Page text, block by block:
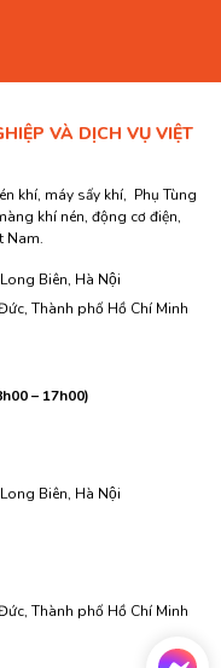
VÀ DỊCH VỤ VIỆT
khí, máy sấy khí, Phụ Tùng
khí nén, động cơ điện,
Nam.
Biên, Hà Nội
Thành phố Hồ Chí Minh
– 17h00)
Biên, Hà Nội
Thành phố Hồ Chí Minh